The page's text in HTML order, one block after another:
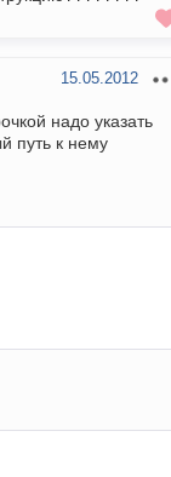
15.05.2012
надо указать
путь к нему